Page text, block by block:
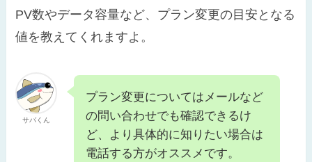
PV数やデータ容量など、プラン変更の目安となる
値を教えてくれますよ。
サバくん
プラン変更についてはメールなど
の問い合わせでも確認できるけ
ど、より具体的に知りたい場合は
電話する方がオススメです。